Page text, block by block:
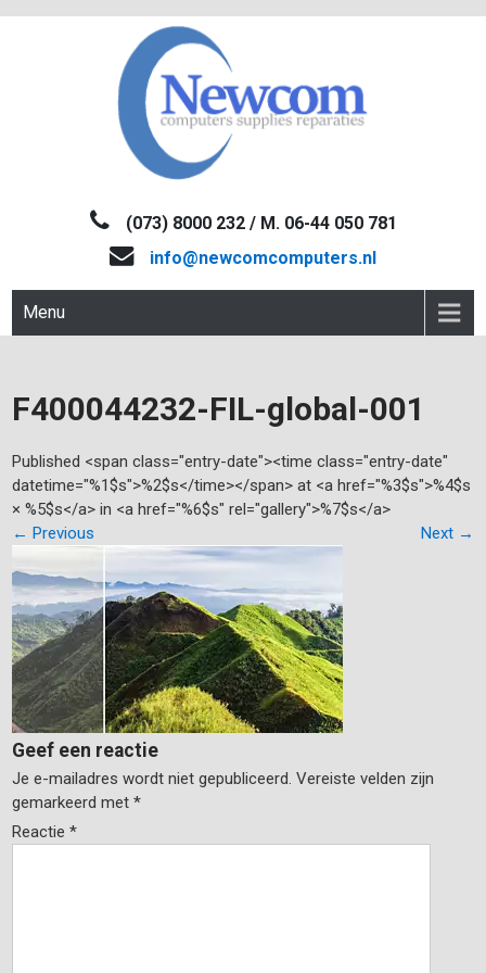
NEWCOM(073) 8000 232 / M. 06-44 050 781
info@newcomcomputers.nl
Menu
F400044232-FIL-global-001
Published <span class="entry-date"><time class="entry-date"
datetime="%1$s">%2$s</time></span> at <a href="%3$s">%4$s
× %5$s</a> in <a href="%6$s" rel="gallery">%7$s</a>
← Previous Next →
Geef een reactie
Je e-mailadres wordt niet gepubliceerd. Vereiste velden zijn
gemarkeerd met*
Reactie*